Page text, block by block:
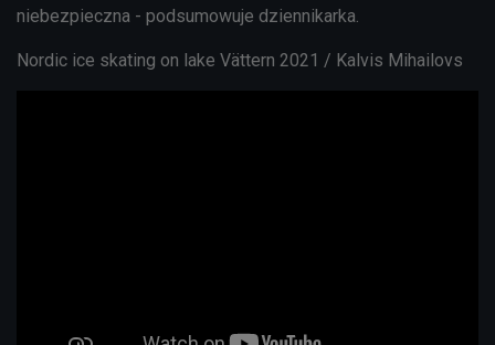
niebezpieczna - podsumowuje dziennikarka.
Nordic ice skating on lake Vättern 2021 / Kalvis Mihailovs